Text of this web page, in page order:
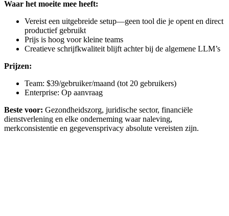
Waar het moeite mee heeft:
Vereist een uitgebreide setup—geen tool die je opent en direct
productief gebruikt
Prijs is hoog voor kleine teams
Creatieve schrijfkwaliteit blijft achter bij de algemene LLM’s
Prijzen:
Team: $39/gebruiker/maand (tot 20 gebruikers)
Enterprise: Op aanvraag
Beste voor: Gezondheidszorg, juridische sector, financiële
dienstverlening en elke onderneming waar naleving,
merkconsistentie en gegevensprivacy absolute vereisten zijn.